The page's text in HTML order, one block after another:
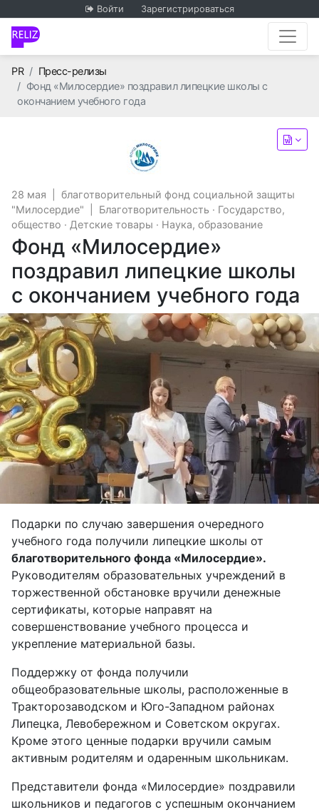
Войти Зарегистрироваться
PRГлавная
Пресс-релизы
Фонд «Милосердие» поздравил липецкие школы с
окончанием учебного года
благотворительный фонд
28 мая
благотворительный фонд социальной защиты
"Милосердие"
Благотворительность · Государство,
общество · Детские товары · Наука, образование
Фонд «Милосердие»
поздравил липецкие школы
с окончанием учебного года
Подарки по случаю завершения очередного
учебного года получили липецкие школы от
благотворительного фонда «Милосердие».
Руководителям образовательных учреждений в
торжественной обстановке вручили денежные
сертификаты, которые направят на
совершенствование учебного процесса и
укрепление материальной базы.
Поддержку от фонда получили
общеобразовательные школы, расположенные в
Тракторозаводском и Юго-Западном районах
Липецка, Левобережном и Советском округах.
Кроме этого ценные подарки вручили самым
активным родителям и одаренным школьникам.
Представители фонда «Милосердие» поздравили
школьников и педагогов с успешным окончанием